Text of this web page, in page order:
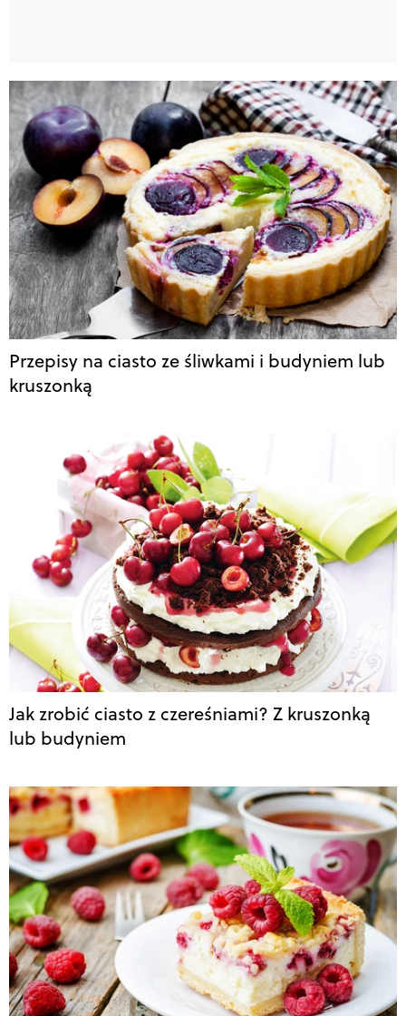
Przepisy na ciasto ze śliwkami i budyniem lub
kruszonką
Jak zrobić ciasto z czereśniami? Z kruszonką
lub budyniem